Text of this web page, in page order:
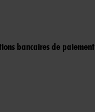
bancaires de paiement